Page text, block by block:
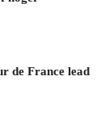
de France lead